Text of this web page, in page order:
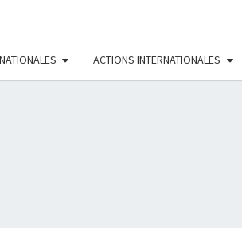
ACTIONS INTERNATIONALES